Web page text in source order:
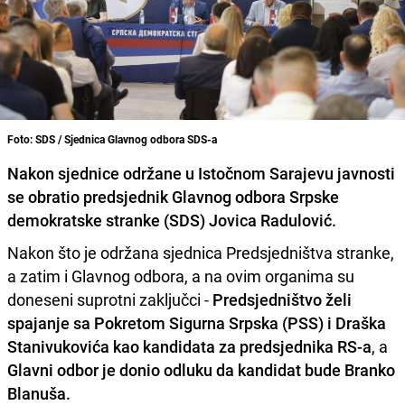
Foto: SDS / Sjednica Glavnog odbora SDS-a
Nakon sjednice održane u Istočnom Sarajevu javnosti
se obratio predsjednik Glavnog odbora Srpske
demokratske stranke (SDS) Jovica Radulović.
Nakon što je održana sjednica Predsjedništva stranke,
a zatim i Glavnog odbora, a na ovim organima su
doneseni suprotni zaključci - Predsjedništvo želi
spajanje sa Pokretom Sigurna Srpska (PSS) i Draška
Stanivukovića kao kandidata za predsjednika RS-a, a
Glavni odbor je donio odluku da kandidat bude Branko
Blanuša.